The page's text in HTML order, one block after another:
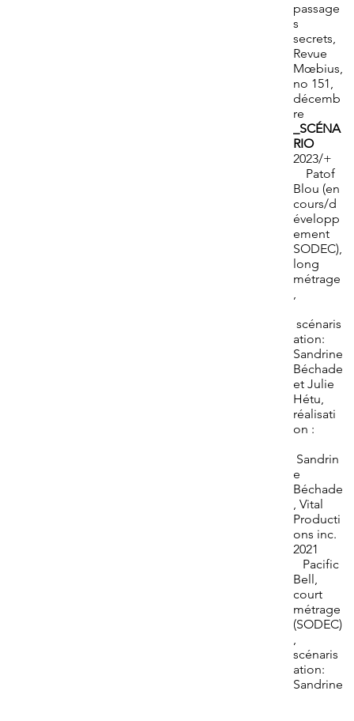
passage
s
secrets,
Revue
Mœbius,
no 151,
décemb
re
_SCÉNA
RIO
2023/+
Patof
Blou (en
cours/d
évelopp
ement
SODEC),
long
métrage
,
scénaris
ation:
Sandrine
Béchade
et Julie
Hétu,
réalisati
on :
Sandrin
e
Béchade
, Vital
Producti
ons inc.
2021
Pacific
Bell,
court
métrage
(SODEC)
,
scénaris
ation:
Sandrine